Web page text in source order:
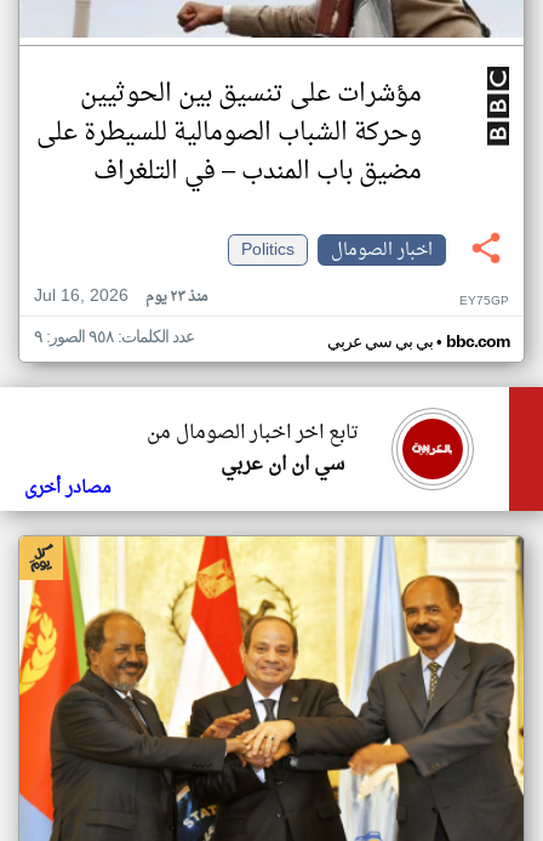
مؤشرات على تنسيق بين الحوثيين
وحركة الشباب الصومالية للسيطرة على
مضيق باب المندب – في التلغراف
اخبار الصومال
Politics
Jul 16, 2026
منذ ٢٣ يوم EY75GP
بي بي سي عربي• bbc.com عدد الكلمات: ٩٥٨ الصور: ٩
تابع اخر اخبار الصومال من
سي ان ان عربي
مصادر أخرى